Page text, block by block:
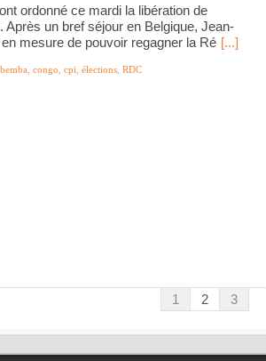
ordonné ce mardi la libération de
Après un bref séjour en Belgique, Jean-
mesure de pouvoir regagner la Ré [...]
bemba congo cpi élections RDC
1 2 3